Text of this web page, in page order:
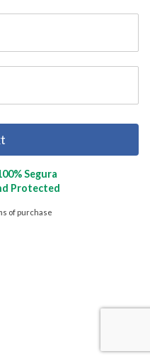
Segura
Protected
of purchase